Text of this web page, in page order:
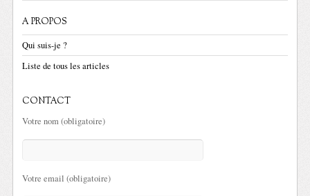
A PROPOS
Qui suis-je ?
Liste de tous les articles
CONTACT
Votre nom (obligatoire)
Votre email (obligatoire)